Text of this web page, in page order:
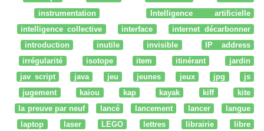
instrumentation
Intelligence artificielle
intelligence collective
interface
internet décarbonner
introduction
inutile invisible
IP address
irrégularité
isotope item itinérant
jardin
jav script
java jeu jeunes jeux jpg
js
jugement
kaiou kap kayak kiff
kite
la preuve par neuf
lancé lancement lancer
langue
laptop
laser LEGO lettres librairie
libre